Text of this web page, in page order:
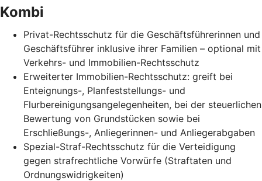
Kombi
Privat-Rechtsschutz für die Geschäftsführerinnen und
Geschäftsführer inklusive ihrer Familien – optional mit
Verkehrs- und Immobilien-Rechtsschutz
Erweiterter Immobilien-Rechtsschutz: greift bei
Enteignungs-, Planfeststellungs- und
Flurbereinigungsangelegenheiten, bei der steuerlichen
Bewertung von Grundstücken sowie bei
Erschließungs-, Anliegerinnen- und Anliegerabgaben
Spezial-Straf-Rechtsschutz für die Verteidigung
gegen strafrechtliche Vorwürfe (Straftaten und
Ordnungswidrigkeiten)